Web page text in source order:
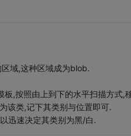
域,这种区域成为blob.
,按照由上到下的水平扫描方式,
该类,记下其类别与位置即可.
迅速决定其类别为黑/白.